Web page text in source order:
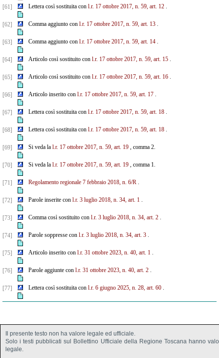
[61] Lettera così sostituita con l.r. 17 ottobre 2017, n. 59, art. 12.
[62] Comma aggiunto con l.r. 17 ottobre 2017, n. 59, art. 13.
[63] Comma aggiunto con l.r. 17 ottobre 2017, n. 59, art. 14.
[64] Articolo così sostituito con l.r. 17 ottobre 2017, n. 59, art. 15.
[65] Articolo così sostituito con l.r. 17 ottobre 2017, n. 59, art. 16.
[66] Articolo inserito con l.r. 17 ottobre 2017, n. 59, art. 17.
[67] Lettera così sostituita con l.r. 17 ottobre 2017, n. 59, art. 18.
[68] Lettera così sostituita con l.r. 17 ottobre 2017, n. 59, art. 18.
[69] Si veda la l.r. 17 ottobre 2017, n. 59, art. 19, comma 2.
[70] Si veda la l.r. 17 ottobre 2017, n. 59, art. 19, comma 1.
[71] Regolamento regionale 7 febbraio 2018, n. 6/R.
[72] Parole inserite con l.r. 3 luglio 2018, n. 34, art. 1.
[73] Comma così sostituito con l.r. 3 luglio 2018, n. 34, art. 2.
[74] Parole soppresse con l.r. 3 luglio 2018, n. 34, art. 3.
[75] Articolo inserito con l.r. 31 ottobre 2023, n. 40, art. 1.
[76] Parole aggiunte con l.r. 31 ottobre 2023, n. 40, art. 2.
[77] Lettera così sostituita con l.r. 6 giugno 2025, n. 28, art. 60.
Il presente testo non ha valore legale ed ufficiale.
Solo i testi pubblicati sul Bollettino Ufficiale della Regione Toscana hanno
legale.